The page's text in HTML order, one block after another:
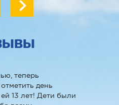
теперь
день
13 лет! Дети были